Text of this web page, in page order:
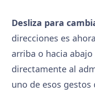
Desliza para
direcciones es
arriba o hacia
directamente al
uno de esos